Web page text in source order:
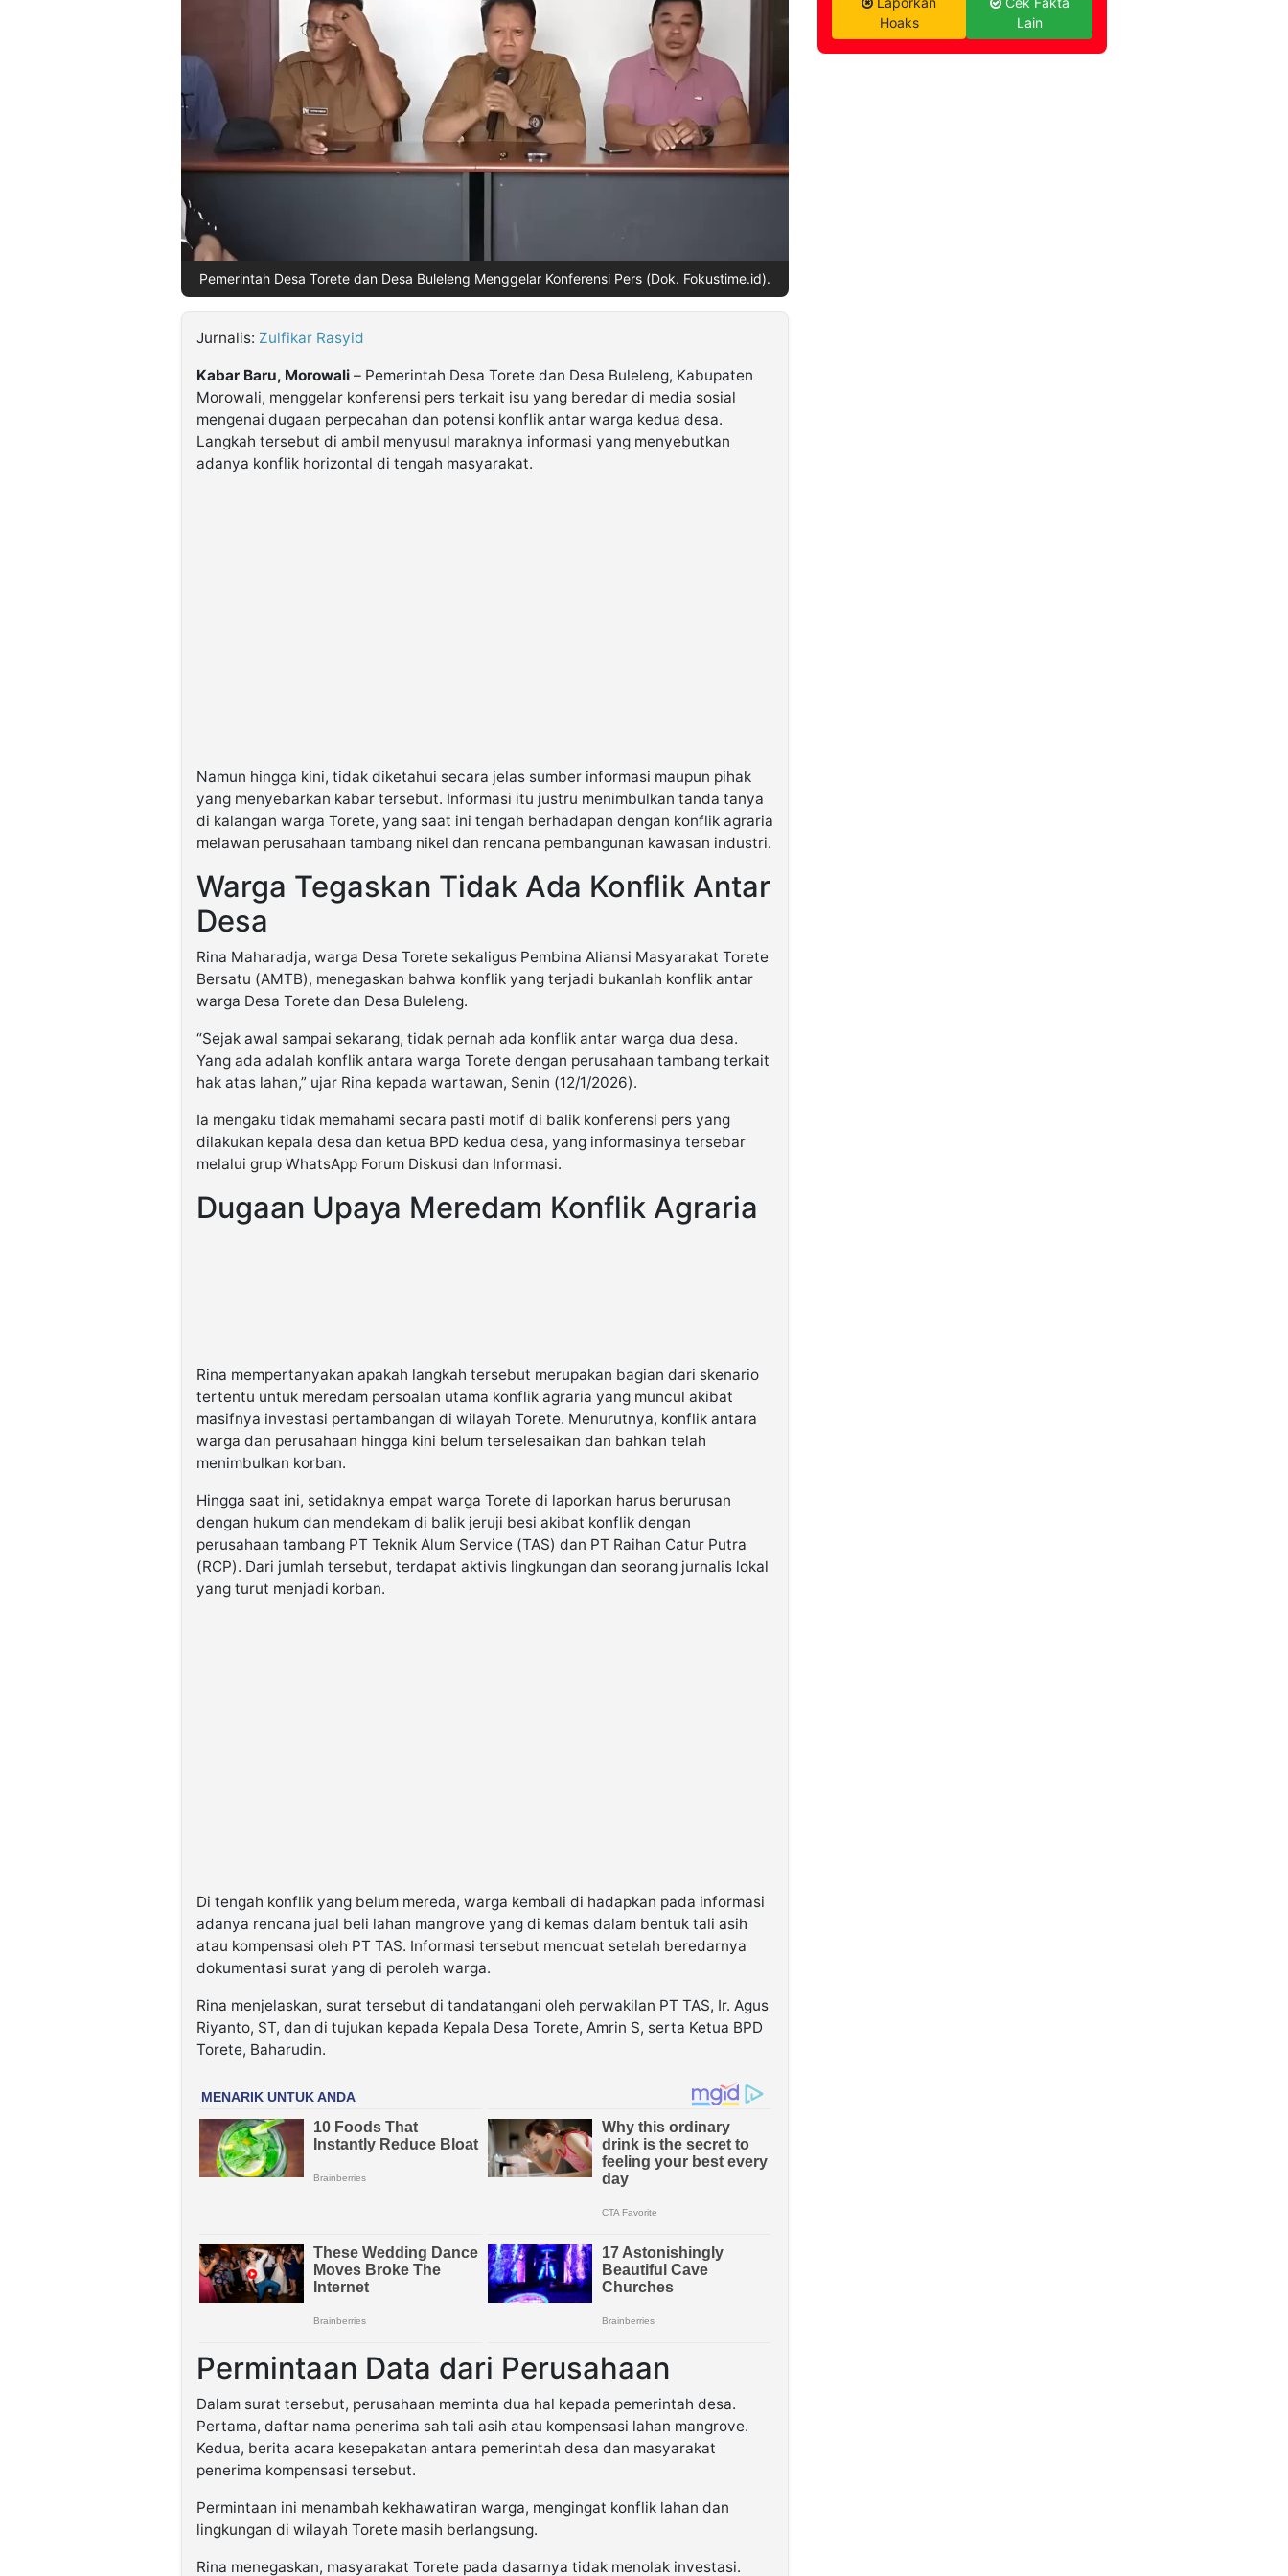
Pemerintah Desa Torete dan Desa Buleleng Menggelar Konferensi Pers (Dok. Fokustime.id).
Jurnalis: Zulfikar Rasyid
Kabar Baru, Morowali – Pemerintah Desa Torete dan Desa Buleleng, Kabupaten
Morowali, menggelar konferensi pers terkait isu yang beredar di media sosial
mengenai dugaan perpecahan dan potensi konflik antar warga kedua desa.
Langkah tersebut di ambil menyusul maraknya informasi yang menyebutkan
adanya konflik horizontal di tengah masyarakat.
Namun hingga kini, tidak diketahui secara jelas sumber informasi maupun pihak
yang menyebarkan kabar tersebut. Informasi itu justru menimbulkan tanda tanya
di kalangan warga Torete, yang saat ini tengah berhadapan dengan konflik agraria
melawan perusahaan tambang nikel dan rencana pembangunan kawasan industri.
Warga Tegaskan Tidak Ada Konflik Antar
Desa
Rina Maharadja, warga Desa Torete sekaligus Pembina Aliansi Masyarakat Torete
Bersatu (AMTB), menegaskan bahwa konflik yang terjadi bukanlah konflik antar
warga Desa Torete dan Desa Buleleng.
“Sejak awal sampai sekarang, tidak pernah ada konflik antar warga dua desa.
Yang ada adalah konflik antara warga Torete dengan perusahaan tambang terkait
hak atas lahan,” ujar Rina kepada wartawan, Senin (12/1/2026).
Ia mengaku tidak memahami secara pasti motif di balik konferensi pers yang
dilakukan kepala desa dan ketua BPD kedua desa, yang informasinya tersebar
melalui grup WhatsApp Forum Diskusi dan Informasi.
Dugaan Upaya Meredam Konflik Agraria
Rina mempertanyakan apakah langkah tersebut merupakan bagian dari skenario
tertentu untuk meredam persoalan utama konflik agraria yang muncul akibat
masifnya investasi pertambangan di wilayah Torete. Menurutnya, konflik antara
warga dan perusahaan hingga kini belum terselesaikan dan bahkan telah
menimbulkan korban.
Hingga saat ini, setidaknya empat warga Torete di laporkan harus berurusan
dengan hukum dan mendekam di balik jeruji besi akibat konflik dengan
perusahaan tambang PT Teknik Alum Service (TAS) dan PT Raihan Catur Putra
(RCP). Dari jumlah tersebut, terdapat aktivis lingkungan dan seorang jurnalis lokal
yang turut menjadi korban.
Di tengah konflik yang belum mereda, warga kembali di hadapkan pada informasi
adanya rencana jual beli lahan mangrove yang di kemas dalam bentuk tali asih
atau kompensasi oleh PT TAS. Informasi tersebut mencuat setelah beredarnya
dokumentasi surat yang di peroleh warga.
Rina menjelaskan, surat tersebut di tandatangani oleh perwakilan PT TAS, Ir. Agus
Riyanto, ST, dan di tujukan kepada Kepala Desa Torete, Amrin S, serta Ketua BPD
Torete, Baharudin.
Permintaan Data dari Perusahaan
Dalam surat tersebut, perusahaan meminta dua hal kepada pemerintah desa.
Pertama, daftar nama penerima sah tali asih atau kompensasi lahan mangrove.
Kedua, berita acara kesepakatan antara pemerintah desa dan masyarakat
penerima kompensasi tersebut.
Permintaan ini menambah kekhawatiran warga, mengingat konflik lahan dan
lingkungan di wilayah Torete masih berlangsung.
Rina menegaskan, masyarakat Torete pada dasarnya tidak menolak investasi.
Hoaks
Lain